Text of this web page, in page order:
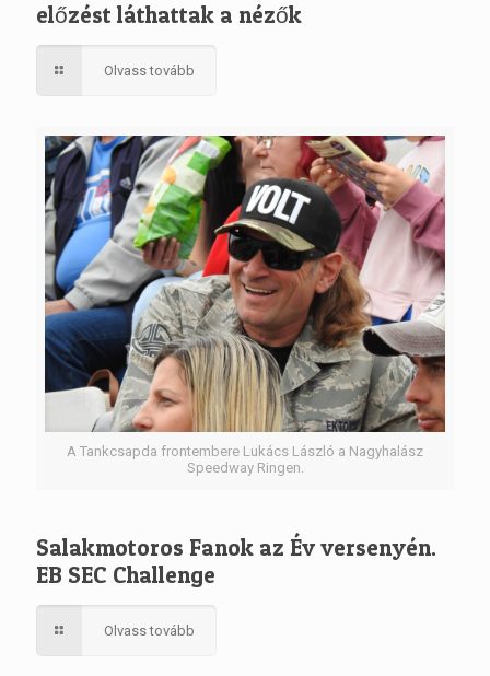
előzést láthattak a nézők
Olvass tovább
A Tankcsapda frontembere Lukács László a Nagyhalász
Speedway Ringen.
Salakmotoros Fanok az Év versenyén.
EB SEC Challenge
Olvass tovább